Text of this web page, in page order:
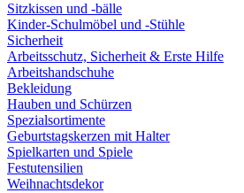
Sitzkissen und -bälle
Kinder-Schulmöbel und -Stühle
Sicherheit
Arbeitsschutz, Sicherheit & Erste Hilfe
Arbeitshandschuhe
Bekleidung
Hauben und Schürzen
Spezialsortimente
Geburtstagskerzen mit Halter
Spielkarten und Spiele
Festutensilien
Weihnachtsdekor